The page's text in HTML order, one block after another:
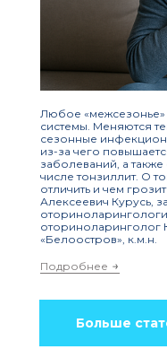
Любое
системы. Меняются
сезонные
из-за чего
заболеваний, а
числе тонзиллит. О
отличить и чем
Алексеевич Курусь,
оториноларинголог
«Белоостров», к.м.н.
Подробнее
Больше